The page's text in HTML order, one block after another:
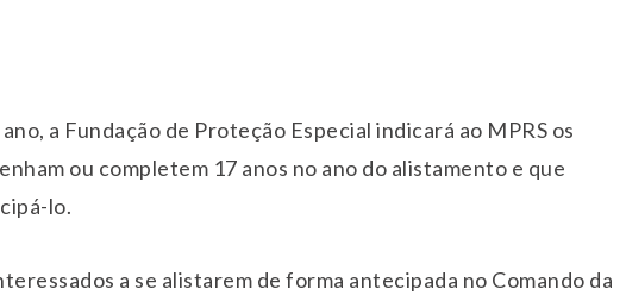
a Fundação de Proteção Especial indicará ao MPRS os
ou completem 17 anos no ano do alistamento e que
lo.
a se alistarem de forma antecipada no Comando da